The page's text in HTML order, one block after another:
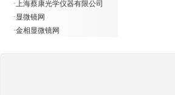
·上海蔡康光学仪器有限公司
·显微镜网
·金相显微镜网